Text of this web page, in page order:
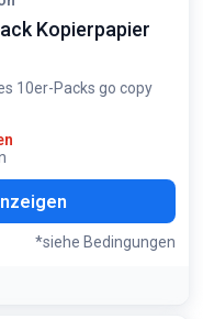
Gilt für ausgewählte
Kopierpapier
10er-Packs go copy
*siehe Bedingungen